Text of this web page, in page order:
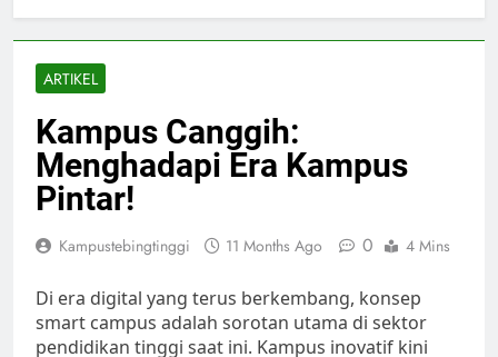
ARTIKEL
Kampus Canggih:
Menghadapi Era Kampus
Pintar!
Kampustebingtinggi 11 Months Ago 0 4 Mins
Di era digital yang terus berkembang, konsep
smart campus adalah sorotan utama di sektor
pendidikan tinggi saat ini. Kampus inovatif kini